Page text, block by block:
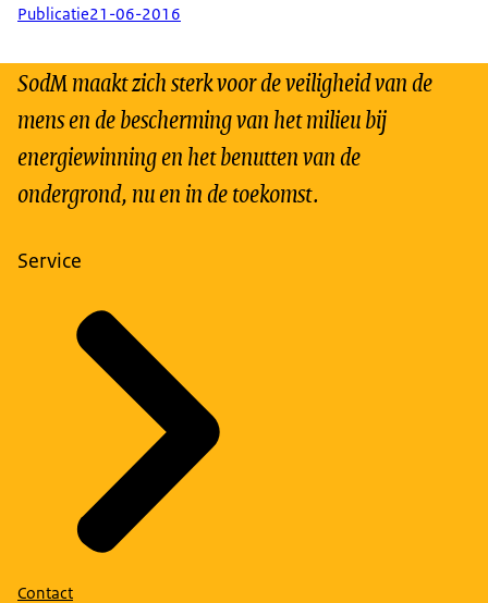
Publicatie21-06-2016
SodM maakt zich sterk voor de veiligheid van de
mens en de bescherming van het milieu bij
energiewinning en het benutten van de
ondergrond, nu en in de toekomst.
Service
Contact